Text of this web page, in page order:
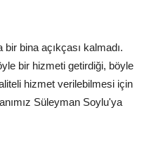
bina açıkçası kalmadı.
bir hizmeti getirdiği, böyle
hizmet verilebilmesi için
Süleyman Soylu'ya